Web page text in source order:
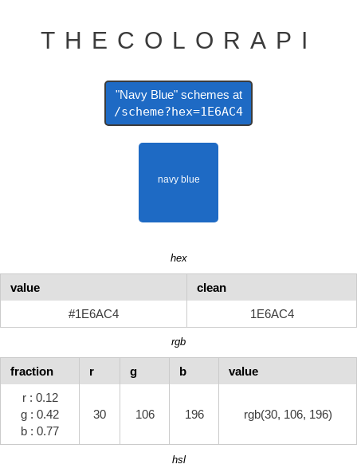
THECOLORAPI
"Navy Blue" schemes at
/scheme?hex=1E6AC4
hex
value
clean
#1E6AC4
1E6AC4
rgb
fraction r g b
value
r : 0.12
g : 0.42
b : 0.77
30 106 196 rgb(30, 106, 196)
hsl